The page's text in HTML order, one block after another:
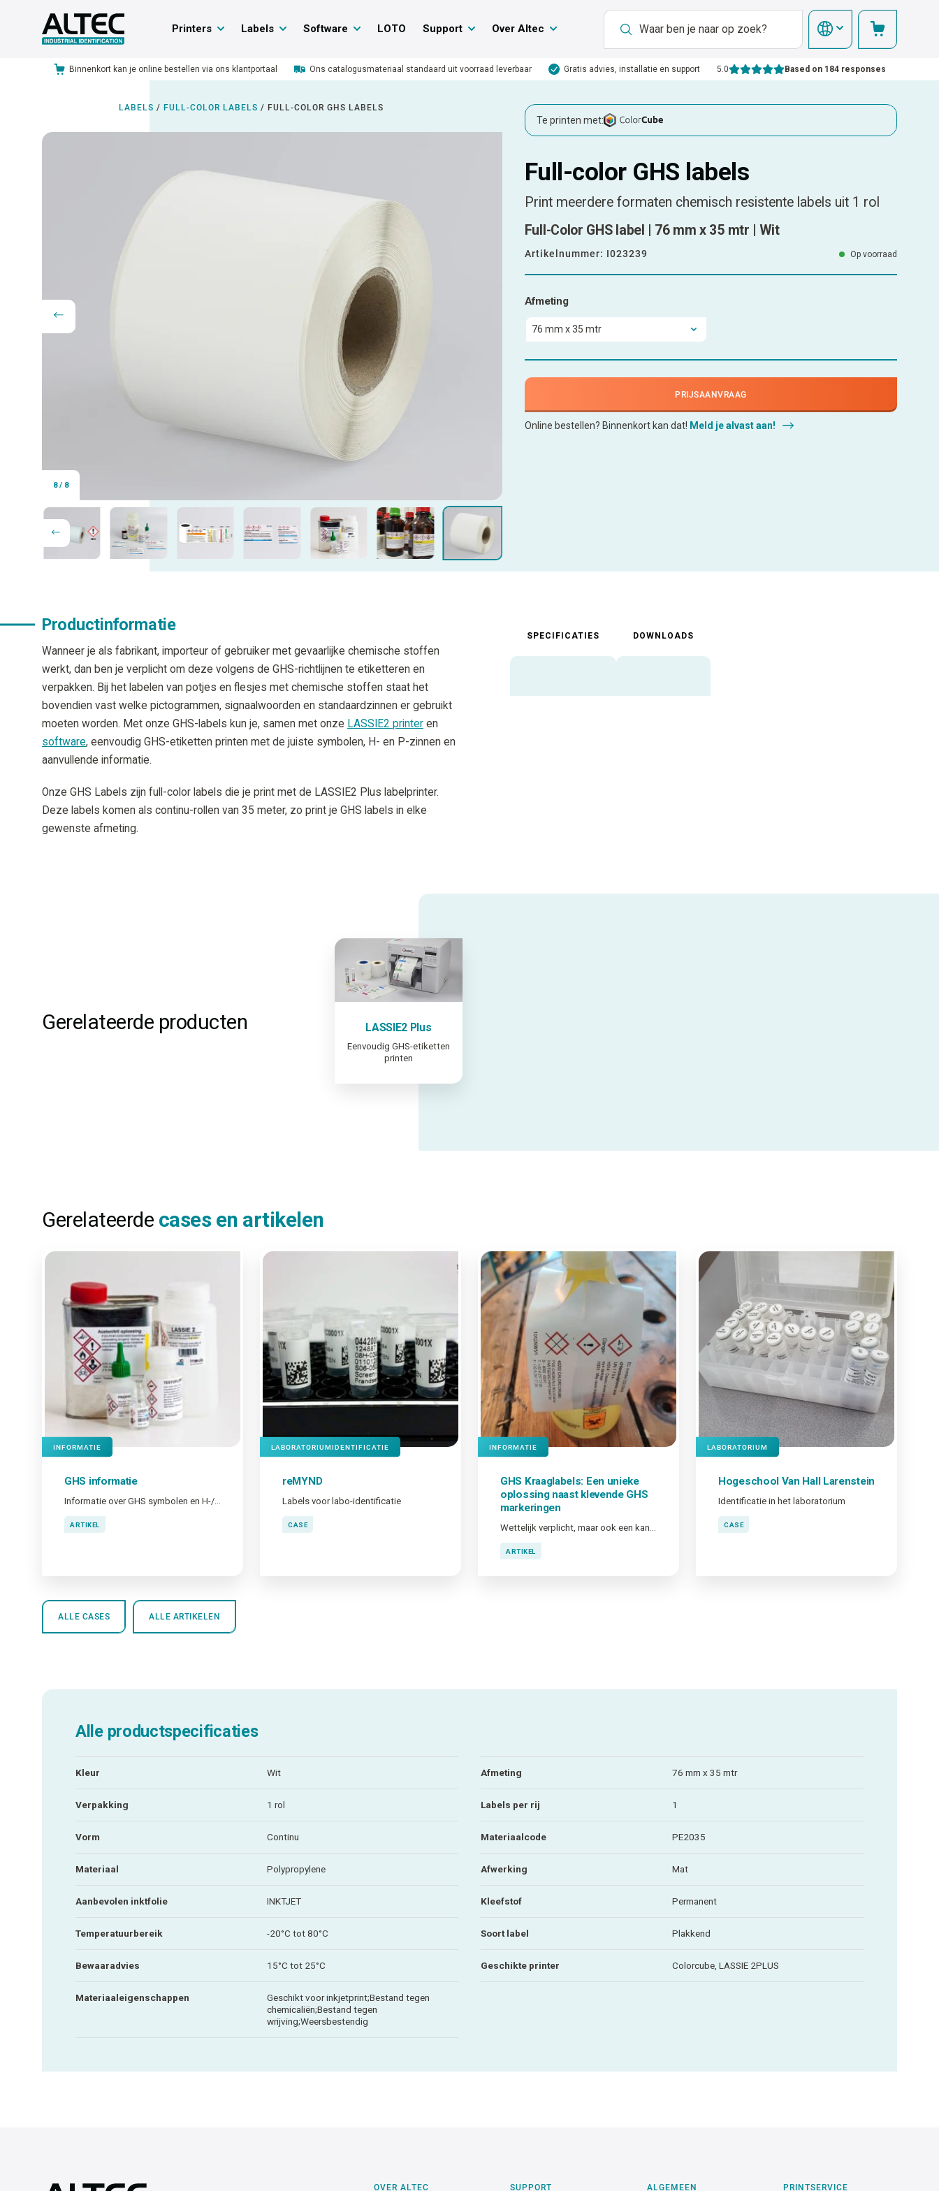
Printers Labels Software LOTO Support Over Altec
Binnenkort kan je online bestellen via ons klantportaal Ons catalogusmateriaal standaard uit voorraad leverbaar Gratis advies, installatie en support 5.0 Based on 184 responses
LABELS / FULL-COLOR LABELS / FULL-COLOR GHS LABELS
8/ 8
Te printen met:
Full-color GHS labels
Print meerdere formaten chemisch resistente labels uit 1 rol
Full-Color GHS label | 76 mm x 35 mtr | Wit
Artikelnummer: I023239 Op voorraad
Afmeting
PRIJSAANVRAAG
Online bestellen? Binnenkort kan dat! Meld je alvast aan!
Productinformatie
Wanneer je als fabrikant, importeur of gebruiker met gevaarlijke chemische stoffen
werkt, dan ben je verplicht om deze volgens de GHS-richtlijnen te etiketteren en
verpakken. Bij het labelen van potjes en flesjes met chemische stoffen staat het
bovendien vast welke pictogrammen, signaalwoorden en standaardzinnen er gebruikt
moeten worden. Met onze GHS-labels kun je, samen met onze LASSIE2 printer en
software, eenvoudig GHS-etiketten printen met de juiste symbolen, H- en P-zinnen en
aanvullende informatie.
Onze GHS Labels zijn full-color labels die je print met de LASSIE2 Plus labelprinter.
Deze labels komen als continu-rollen van 35 meter, zo print je GHS labels in elke
gewenste afmeting.
SPECIFICATIES DOWNLOADS
Gerelateerde producten LASSIE2 Plus
Eenvoudig GHS-etiketten
printen
Gerelateerde cases en artikelen
INFORMATIE
GHS informatie
ARTIKEL
LABORATORIUMIDENTIFICATIE
reMYND
Labels voor labo-identificatie
CASE
INFORMATIE
GHS Kraaglabels: Een unieke
oplossing naast klevende GHS
markeringen
ARTIKEL
LABORATORIUM
Hogeschool Van Hall Larenstein
Identificatie in het laboratorium
CASE
ALLE CASES ALLE ARTIKELEN
Alle productspecificaties
Kleur Wit Afmeting 76 mm x 35 mtr
Verpakking 1 rol Labels per rij 1
Vorm Continu Materiaalcode PE2035
Materiaal Polypropylene Afwerking Mat
Aanbevolen inktfolie INKTJET Kleefstof Permanent
Temperatuurbereik -20°C tot 80°C Soort label Plakkend
Bewaaradvies 15°C tot 25°C Geschikte printer Colorcube, LASSIE 2PLUS
Materiaaleigenschappen
Geschikt voor inkjetprint;Bestand tegen
chemicaliën;Bestand tegen
wrijving;Weersbestendig
OVER ALTEC SUPPORT ALGEMEEN PRINTSERVICE